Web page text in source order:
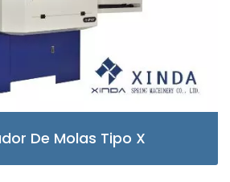
De Molas Tipo X